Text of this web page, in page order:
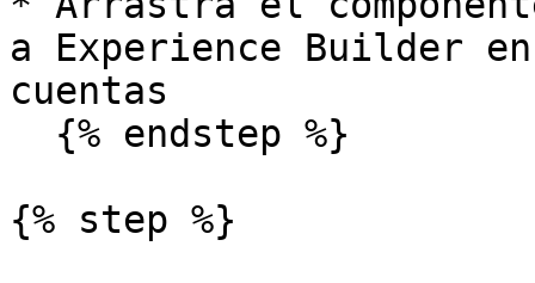
a Experience Builder
cuentas
{% step %}